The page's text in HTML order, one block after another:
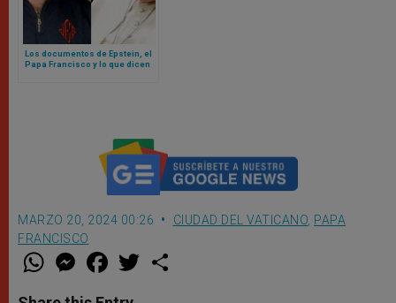
Los documentos de Epstein, el
Papa Francisco y lo que dicen
MARZO 20, 2024 00:26 CIUDAD DEL VATICANO PAPA
FRANCISCO
W
t
M
e
s
F
a
e
w